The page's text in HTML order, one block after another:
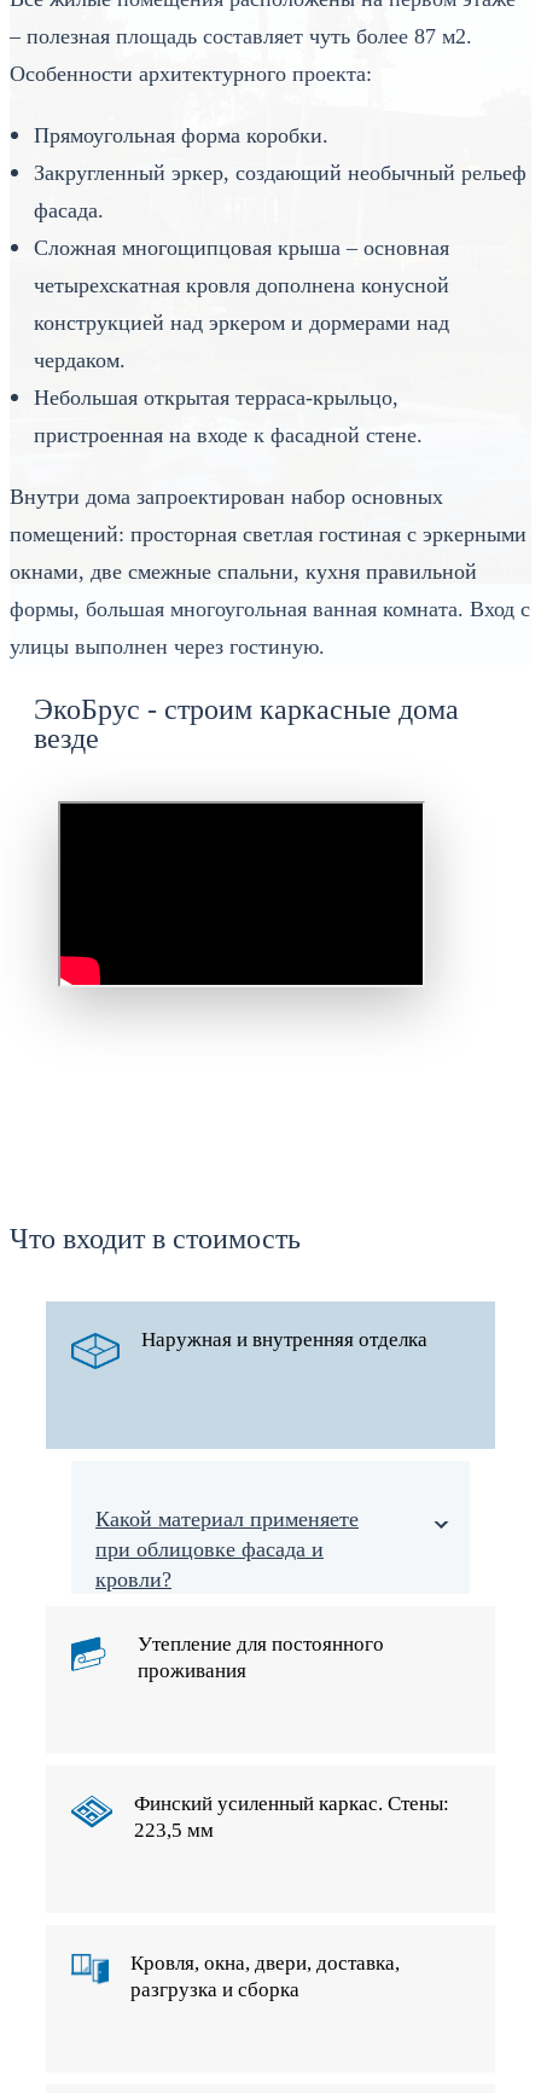
– полезная площадь составляет чуть более 87 м2.
Особенности архитектурного проекта:
Прямоугольная форма коробки.
Закругленный эркер, создающий необычный рельеф
фасада.
Сложная многощипцовая крыша – основная
четырехскатная кровля дополнена конусной
конструкцией над эркером и дормерами над
чердаком.
Небольшая открытая терраса-крыльцо,
пристроенная на входе к фасадной стене.
Внутри дома запроектирован набор основных
помещений: просторная светлая гостиная с эркерными
окнами, две смежные спальни, кухня правильной
формы, большая многоугольная ванная комната. Вход с
улицы выполнен через гостиную.
ЭкоБрус - строим каркасные дома
везде
Что входит в стоимость
Наружная и внутренняя отделка
Какой материал применяете
при облицовке фасада и
кровли?
Утепление для постоянного
проживания
Финский усиленный каркас. Стены:
223,5 мм
Кровля, окна, двери, доставка,
разгрузка и сборка